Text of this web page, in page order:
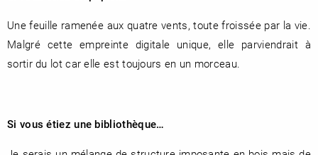
Une feuille ramenée aux quatre vents, toute froissée par la vie.
Malgré cette empreinte digitale unique, elle parviendrait à
sortir du lot car elle est toujours en un morceau.
Si vous étiez une bibliothèque…